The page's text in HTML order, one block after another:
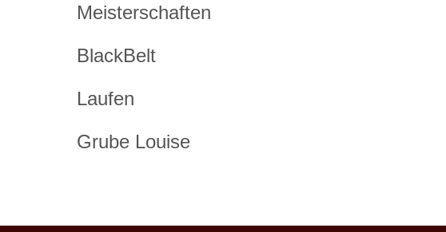
Meisterschaften
BlackBelt
Laufen
Grube Louise